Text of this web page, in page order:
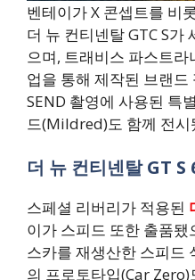
벤테이가 X 콘셉트를 비
더 뉴 컨티넨탈 GTC S가
으며, 트래비스 파스트
업을 통해 제작된 브랜
SEND 촬영에 사용된 특
드(Mildred)도 함께 전시
더 뉴 컨티넨탈 GT
스페셜 리버리가 적용된
이가 스피드 또한 출품
스카를 재생산한 스피드
의 프로토타입(Car